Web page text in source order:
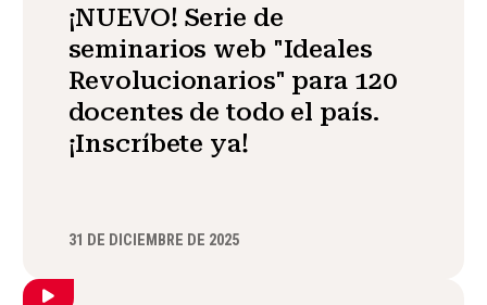
¡NUEVO! Serie de
seminarios web "Ideales
Revolucionarios" para 120
docentes de todo el país.
¡Inscríbete ya!
31 DE DICIEMBRE DE 2025